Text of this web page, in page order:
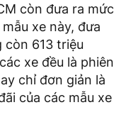
còn đưa ra mức
xe này, đưa
còn 613 triệu
xe đều là phiên
chỉ đơn giản là
của các mẫu xe